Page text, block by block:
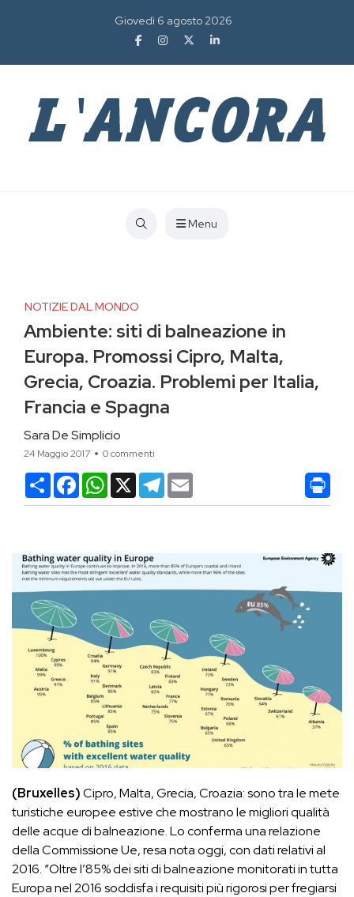
Giovedì 6 agosto 2026
Menu
NOTIZIE DAL MONDO
Ambiente: siti di balneazione in
Europa. Promossi Cipro, Malta,
Grecia, Croazia. Problemi per Italia,
Francia e Spagna
Sara De Simplicio
24 Maggio 2017 0 commenti
CondividiFacebookWhatsApp
X Telegram
(Bruxelles)Cipro, Malta, Grecia, Croazia: sono tra le mete
turistiche europee estive che mostrano le migliori qualità
delle acque di balneazione. Lo conferma una relazione
della Commissione Ue, resa nota oggi, con dati relativi al
2016. “Oltre l’85% dei siti di balneazione monitorati in tutta
Europa nel 2016 soddisfa i requisiti più rigorosi per fregiarsi